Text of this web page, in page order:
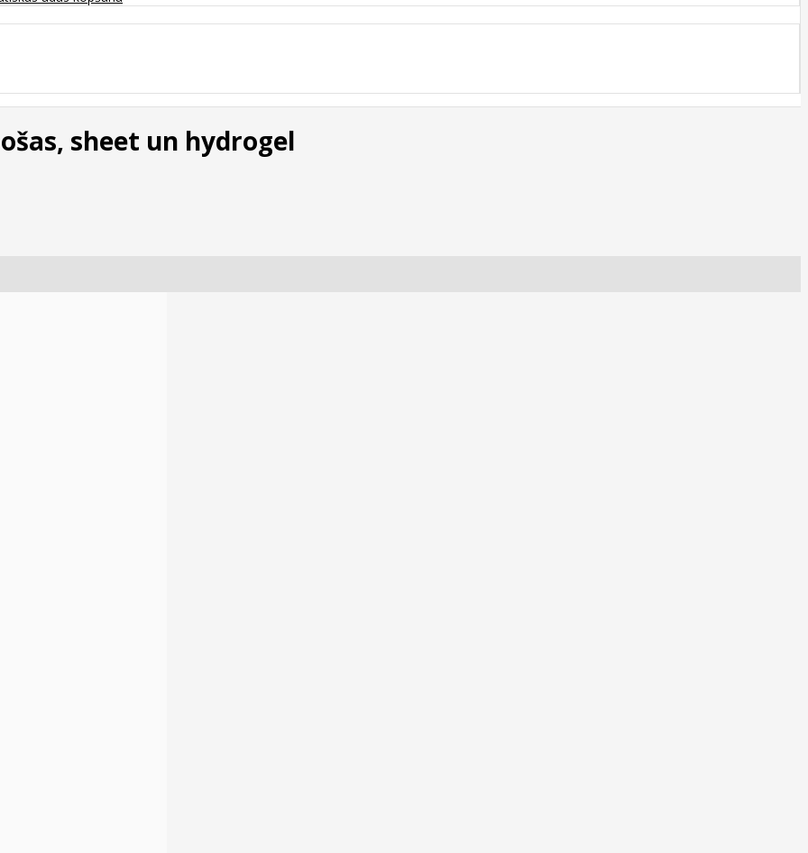
sheet un hydrogel